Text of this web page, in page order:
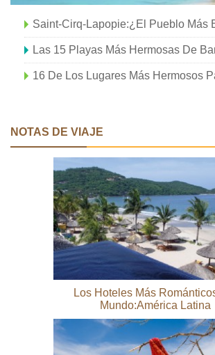
Las 15 Playas Más Hermosas De
NOTAS DE VIAJE
Los Hoteles Más
Mundo:América Latina